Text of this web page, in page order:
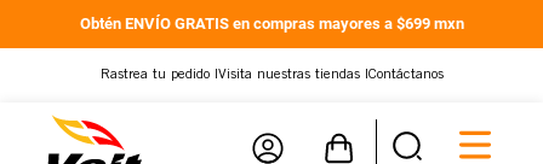
Obtén ENVÍO GRATIS en compras mayores a $699 mxn
Rastrea tu pedido | Visita nuestras tiendas | Contáctanos